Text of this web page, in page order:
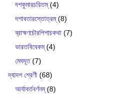
দশকুমারচরিতম্(4)
দশাবতারস্তোত্রম্(8)
ব্রাহ্মণচৌরপিশাচকথা (7)
ভারতবিবেকম্(4)
মেঘদূত(7)
দ্বাদশ শ্রেণী (68)
আর্যাবর্তবর্ণনম্(8)